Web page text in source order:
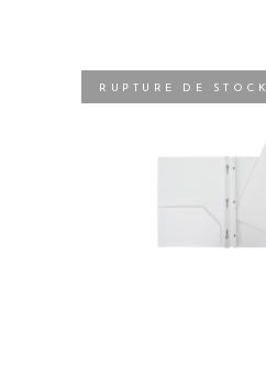
RUPTURE DE STOCK